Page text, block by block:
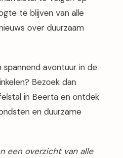
te blijven van alle
over duurzaam
spannend avontuur in de
Bezoek dan
in Beerta en ontdek
en duurzame
een overzicht van alle